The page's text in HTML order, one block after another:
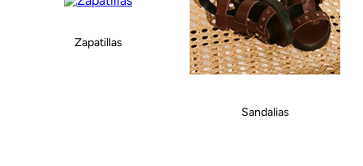
Zapatillas
Sandalias